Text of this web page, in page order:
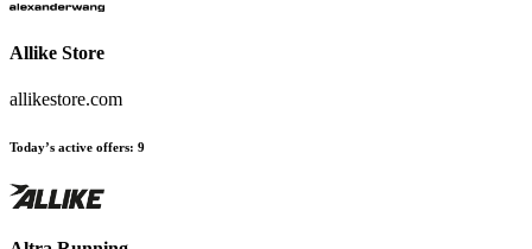
Allike Store
allikestore.com
Today’s active offers: 9